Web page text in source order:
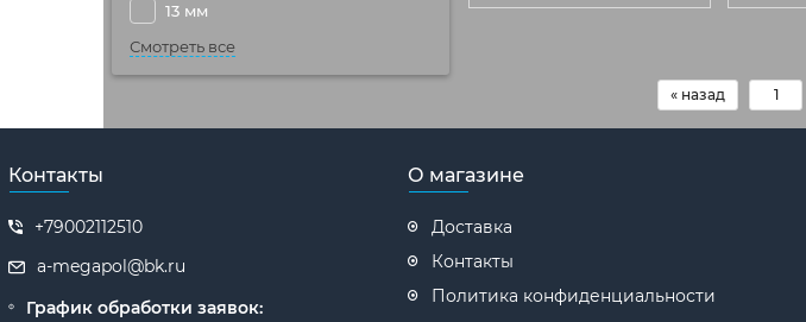
13 мм
Смотреть все
« назад 1
Контакты
+79002112510
a-megapol@bk.ru
График обработки заявок:
О магазине
Доставка
Контакты
Политика конфиденциальности